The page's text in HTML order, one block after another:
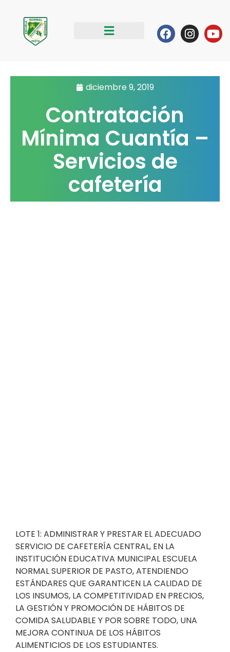
contenido
Facebook
diciembre 9, 2019
Contratación
Mínima Cuantía –
Servicios de
cafetería
LOTE 1: ADMINISTRAR Y PRESTAR EL ADECUADO
SERVICIO DE CAFETERÍA CENTRAL, EN LA
INSTITUCIÓN EDUCATIVA MUNICIPAL ESCUELA
NORMAL SUPERIOR DE PASTO, ATENDIENDO
ESTÁNDARES QUE GARANTICEN LA CALIDAD DE
LOS INSUMOS, LA COMPETITIVIDAD EN PRECIOS,
LA GESTIÓN Y PROMOCIÓN DE HÁBITOS DE
COMIDA SALUDABLE Y POR SOBRE TODO, UNA
MEJORA CONTINUA DE LOS HÁBITOS
ALIMENTICIOS DE LOS ESTUDIANTES.